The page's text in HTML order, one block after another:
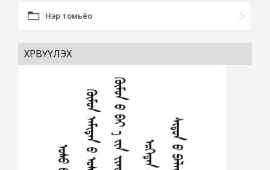
Нэр томьёо
ХӨРВҮҮЛЭХ